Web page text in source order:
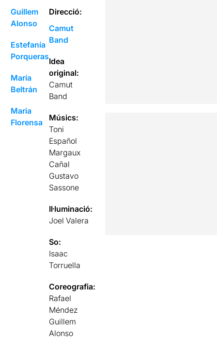
Guillem
Alonso
Estefanía
Porqueras
María
Beltrán
Maria
Florensa
Direcció:
Camut
Band
Idea
original:
Camut
Band
Músics:
Toni
Español
Margaux
Cañal
Gustavo
Sassone
Il·luminació:
Joel Valera
So:
Isaac
Torruella
Coreografia:
Rafael
Méndez
Guillem
Alonso